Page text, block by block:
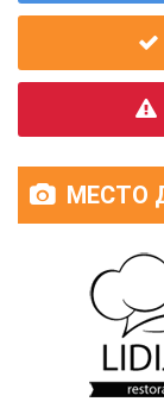
МЕСТО